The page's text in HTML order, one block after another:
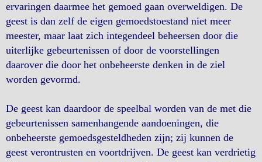
ervaringen daarmee het gemoed gaan overweldigen. De
geest is dan zelf de eigen gemoedstoestand niet meer
meester, maar laat zich integendeel beheersen door die
uiterlijke gebeurtenissen of door de voorstellingen
daarover die door het onbeheerste denken in de ziel
worden gevormd.
De geest kan daardoor de speelbal worden van de met die
gebeurtenissen samenhangende aandoeningen, die
onbeheerste gemoedsgesteldheden zijn; zij kunnen de
geest verontrusten en voortdrijven. De geest kan verdrietig